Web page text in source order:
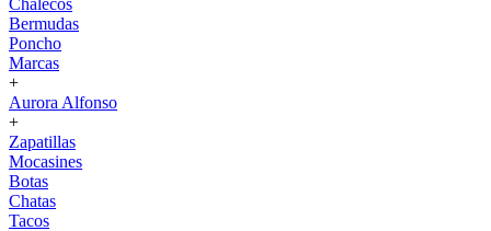
Chalecos
Bermudas
Poncho
Marcas
+
Aurora Alfonso
+
Zapatillas
Mocasines
Botas
Chatas
Tacos